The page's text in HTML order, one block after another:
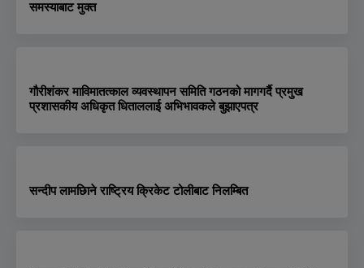
समस्याबाट मुक्त
गौरीशंकर माविमातत्काल व्यवस्थापन समिति गठनको मागगर्दै प्रमुख
प्रशासकीय अधिकृत धिताललाई अभिभावकले बुझाएपत्र
सन्दीप लामछिाने राष्ट्रिय क्रिकेट टोलीबाट निलम्बित